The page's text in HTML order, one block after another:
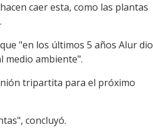
caer esta, como las plantas
"en los últimos 5 años Alur dio
medio ambiente".
tripartita para el próximo
concluyó.